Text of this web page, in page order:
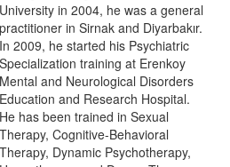
University in 2004, he was a general
practitioner in Sirnak and Diyarbakır.
In 2009, he started his Psychiatric
Specialization training at Erenkoy
Mental and Neurological Disorders
Education and Research Hospital.
He has been trained in Sexual
Therapy, Cognitive-Behavioral
Therapy, Dynamic Psychotherapy,